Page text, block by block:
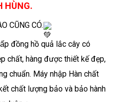
HÙNG.
CŨNG CÓ.
đồng hồ quả lắc cây có
chất, hàng được thiết kế đẹp,
chuẩn. Máy nhập Hàn chất
chất lượng bảo và bảo hành